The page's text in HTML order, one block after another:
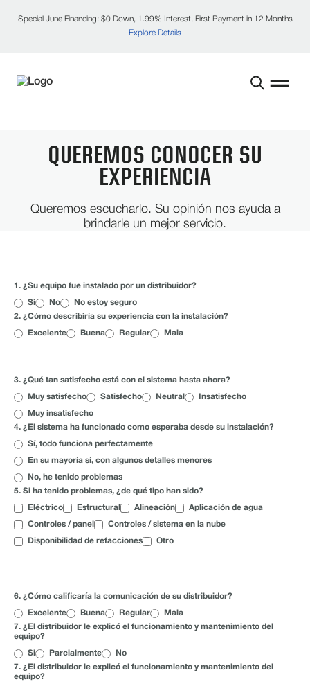
Special June Financing: $0 Down, 1.99% Interest, First Payment in 12 Months
Explore Details
QUEREMOS CONOCER SU
EXPERIENCIA
Queremos escucharlo. Su opinión nos ayuda a
brindarle un mejor servicio.
1. ¿Su equipo fue instalado por un distribuidor?
Si No
No estoy seguro
2. ¿Cómo describiría su experiencia con la instalación?
Excelente Buena Regular Mala
3. ¿Qué tan satisfecho está con el sistema hasta ahora?
Muy satisfecho Satisfecho Neutral Insatisfecho
Muy insatisfecho
4. ¿El sistema ha funcionado como esperaba desde su instalación?
Sí, todo funciona perfectamente
En su mayoría sí, con algunos detalles menores
No, he tenido problemas
5. Si ha tenido problemas, ¿de qué tipo han sido?
Eléctrico Estructural Alineación Aplicación de agua
Controles / panel Controles / sistema en la nube
Disponibilidad de refacciones Otro
6. ¿Cómo calificaría la comunicación de su distribuidor?
Excelente Buena Regular
Mala
7. ¿El distribuidor le explicó el funcionamiento y mantenimiento del
equipo?
Si Parcialmente
No
7. ¿El distribuidor le explicó el funcionamiento y mantenimiento del
equipo?